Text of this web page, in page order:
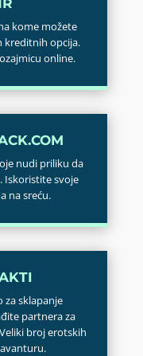
kome možete
kreditnih opcija.
online.
nudi priliku da
Iskoristite svoje
na sreću.
za sklapanje
partnera za
broj erotskih